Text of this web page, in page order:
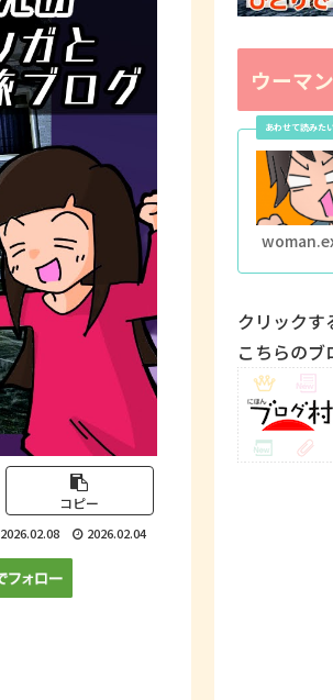
コピー
2026.02.08 2026.02.04
ウーマ
クリックす
こちらの